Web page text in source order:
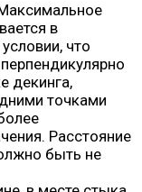
в
что
декинга,
точками
Расстояние
быть не